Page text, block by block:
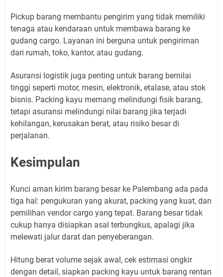
Pickup barang membantu pengirim yang tidak memiliki
tenaga atau kendaraan untuk membawa barang ke
gudang cargo. Layanan ini berguna untuk pengiriman
dari rumah, toko, kantor, atau gudang.
Asuransi logistik juga penting untuk barang bernilai
tinggi seperti motor, mesin, elektronik, etalase, atau stok
bisnis. Packing kayu memang melindungi fisik barang,
tetapi asuransi melindungi nilai barang jika terjadi
kehilangan, kerusakan berat, atau risiko besar di
perjalanan.
Kesimpulan
Kunci aman kirim barang besar ke Palembang ada pada
tiga hal: pengukuran yang akurat, packing yang kuat, dan
pemilihan vendor cargo yang tepat. Barang besar tidak
cukup hanya disiapkan asal terbungkus, apalagi jika
melewati jalur darat dan penyeberangan.
Hitung berat volume sejak awal, cek estimasi ongkir
dengan detail, siapkan packing kayu untuk barang rentan